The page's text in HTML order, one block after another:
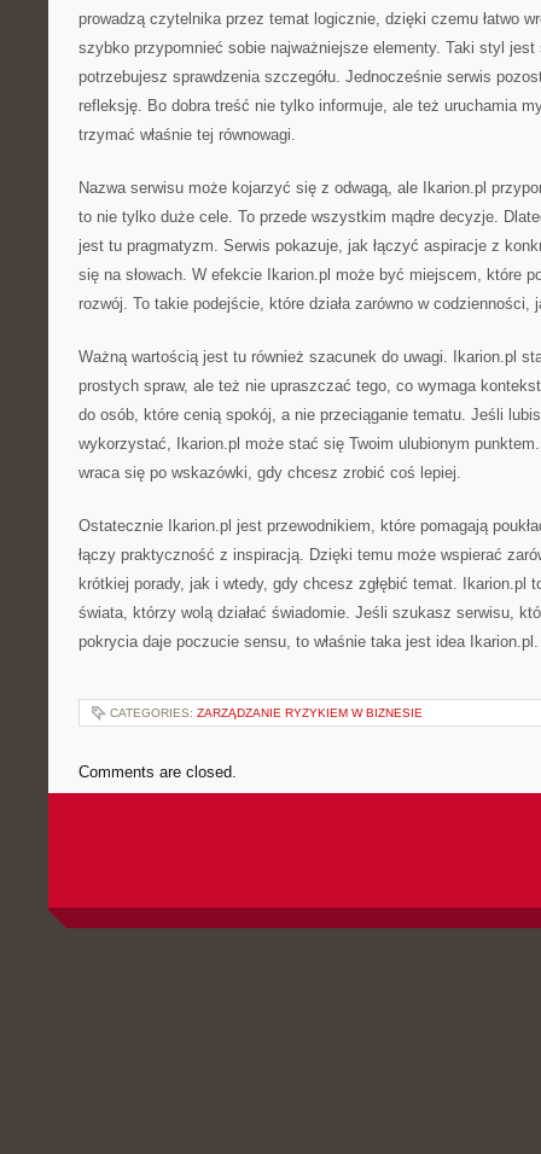
prowadzą czytelnika przez temat logicznie, dzięki czemu łatwo
szybko przypomnieć sobie najważniejsze elementy. Taki styl
potrzebujesz sprawdzenia szczegółu. Jednocześnie serwis
refleksję. Bo dobra treść nie tylko informuje, ale też uruchamia
trzymać właśnie tej równowagi.
Nazwa serwisu może kojarzyć się z odwagą, ale Ikarion.pl
to nie tylko duże cele. To przede wszystkim mądre decyzje.
jest tu pragmatyzm. Serwis pokazuje, jak łączyć aspiracje z
się na słowach. W efekcie Ikarion.pl może być miejscem, które
rozwój. To takie podejście, które działa zarówno w codzienności,
Ważną wartością jest tu również szacunek do uwagi. Ikarion.pl
prostych spraw, ale też nie upraszczać tego, co wymaga
do osób, które cenią spokój, a nie przeciąganie tematu. Jeśli
wykorzystać, Ikarion.pl może stać się Twoim ulubionym
wraca się po wskazówki, gdy chcesz zrobić coś lepiej.
Ostatecznie Ikarion.pl jest przewodnikiem, które pomagają
łączy praktyczność z inspiracją. Dzięki temu może wspierać
krótkiej porady, jak i wtedy, gdy chcesz zgłębić temat. Ikarion.pl
świata, którzy wolą działać świadomie. Jeśli szukasz serwisu,
pokrycia daje poczucie sensu, to właśnie taka jest idea Ikarion.pl.
CATEGORIES: ZARZĄDZANIE RYZYKIEM W BIZNESIE
Comments are closed.